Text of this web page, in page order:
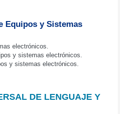
Equipos y Sistemas
electrónicos.
y sistemas electrónicos.
y sistemas electrónicos.
DE LENGUAJE Y